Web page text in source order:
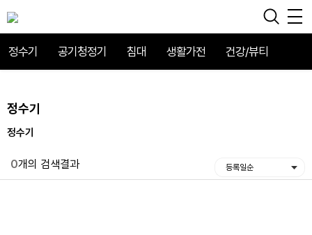
정수기 공기청정기 침대 생활가전 건강/뷰티
정수기
정수기
0개의 검색결과 등록일순